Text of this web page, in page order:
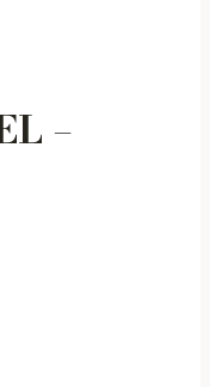
–